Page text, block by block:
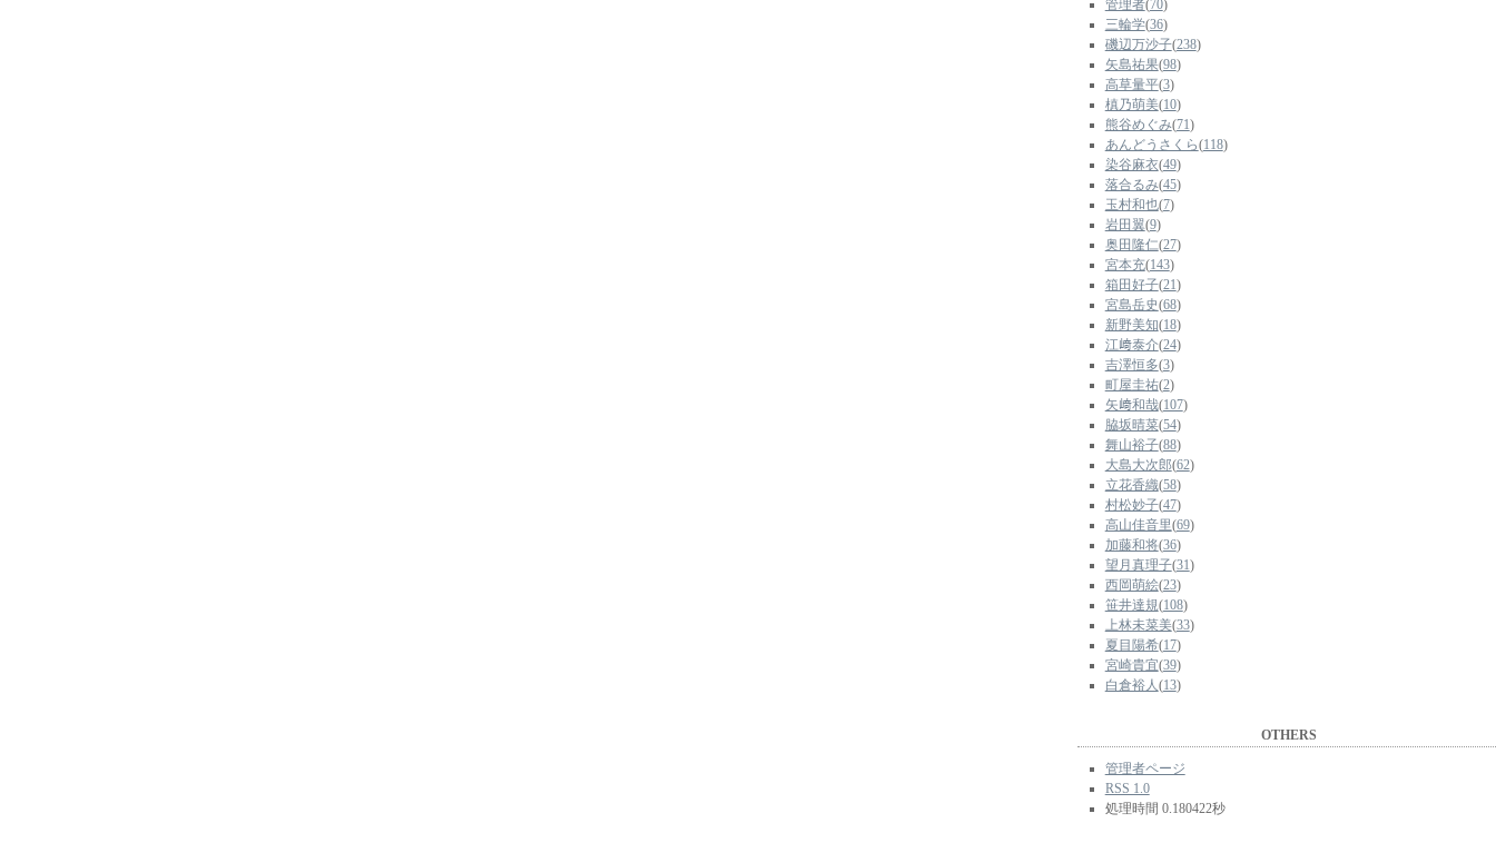
管理者(70)
三輪学(36)
磯辺万沙子(238)
矢島祐果(98)
高草量平(3)
槙乃萌美(10)
熊谷めぐみ(71)
あんどうさくら(118)
染谷麻衣(49)
落合るみ(45)
玉村和也(7)
岩田翼(9)
奥田隆仁(27)
宮本充(143)
箱田好子(21)
宮島岳史(68)
新野美知(18)
江﨑泰介(24)
吉澤恒多(3)
町屋圭祐(2)
矢﨑和哉(107)
脇坂晴菜(54)
舞山裕子(88)
大島大次郎(62)
立花香織(58)
村松妙子(47)
高山佳音里(69)
加藤和将(36)
望月真理子(31)
西岡萌絵(23)
笹井達規(108)
上林未菜美(33)
夏目陽希(17)
宮崎貴宜(39)
白倉裕人(13)
OTHERS
管理者ページ
RSS 1.0
処理時間 0.180422秒